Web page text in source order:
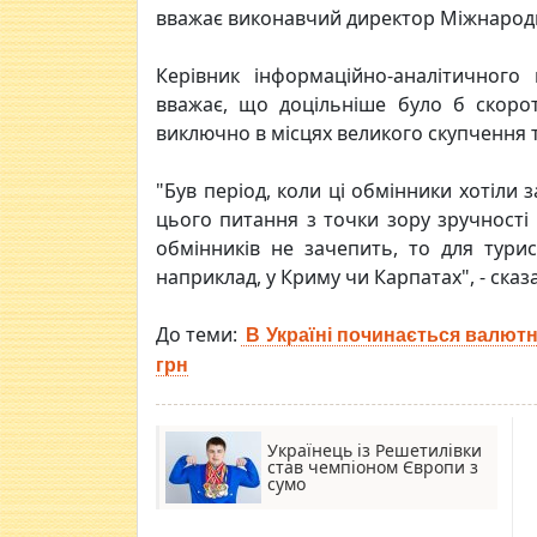
вважає виконавчий директор
Керівник інформаційно-
вважає, що доцільніше було б
виключно в місцях великого скупчення
"Був період, коли ці обмінники хотіли
цього питання з точки зору зручності
обмінників не зачепить, то для
наприклад, у Криму чи Карпатах", -
До теми:
В Україні починається
грн
Українець із Решетилівки
став чемпіоном Європи з
сумо